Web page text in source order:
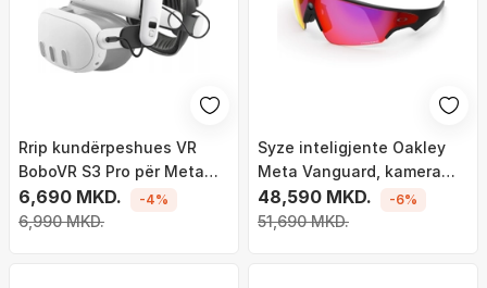
Rrip kundërpeshues VR
BoboVR S3 Pro për Meta
Quest 3, bateri e jashtme
10000mAh, sistem ftohjeje,
6,690 MKD.
6,990 MKD.
-4%
Syze inteligjente Oakley
Meta Vanguard, kamera
12MP, lente Prizm Road, të
zeza
48,590 MKD.
51,690 MKD.
-6%